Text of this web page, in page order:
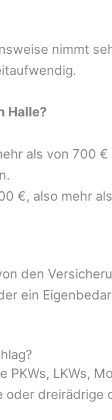
nimmt
Halle?
als von 700
€, also mehr
den
ein
PKWs, LKWs,
oder dreirädrige